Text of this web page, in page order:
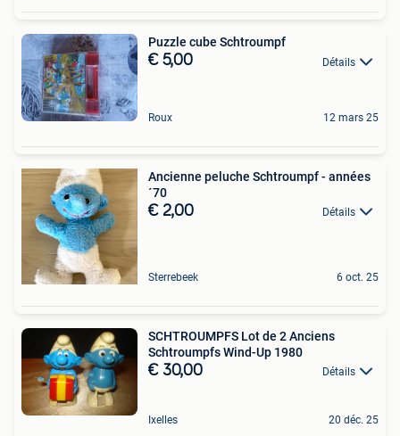
Puzzle cube Schtroumpf
€ 5,00 Détails
Roux 12 mars 25
Ancienne peluche Schtroumpf - années
´70
€ 2,00 Détails
Sterrebeek 6 oct. 25
SCHTROUMPFS Lot de 2 Anciens
Schtroumpfs Wind-Up 1980
€ 30,00 Détails
Ixelles 20 déc. 25